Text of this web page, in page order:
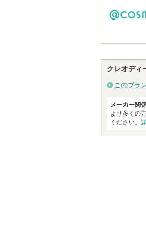
クレオディ
このブラ
メーカー関
より多くの
ください。